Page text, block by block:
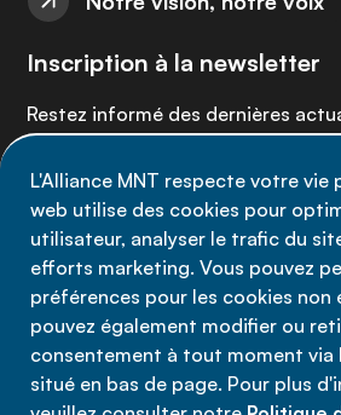
L'Alliance MNT respecte votre vie
web utilise des cookies pour
utilisateur, analyser le trafic du
efforts marketing. Vous pouvez
préférences pour les cookies non
pouvez également modifier ou
consentement à tout moment via
situé en bas de page. Pour plus
Inscription à la newsletter
Restez informé des dernières
Inscrivez-vous maintenant
Politique de
Conditions